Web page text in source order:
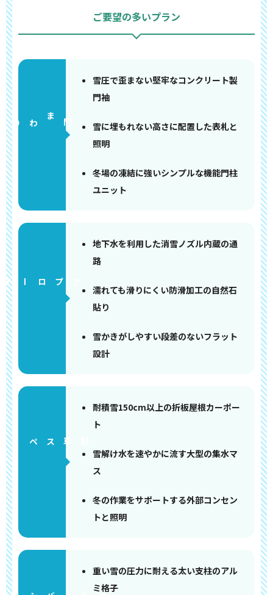
ご要望の多いプラン
門まわり
雪圧で歪まない堅牢なコンクリート製
門袖
雪に埋もれない高さに配置した表札と
照明
冬場の凍結に強いシンプルな機能門柱
ユニット
アプローチ
地下水を利用した消雪ノズル内蔵の通
路
濡れても滑りにくい防滑加工の自然石
貼り
雪かきがしやすい段差のないフラット
設計
耐積雪150cm以上の折板屋根カーポー
ト
雪解け水を速やかに流す大型の集水マ
ス
冬の作業をサポートする外部コンセン
トと照明
重い雪の圧力に耐える太い支柱のアル
ミ格子